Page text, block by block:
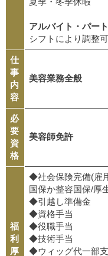
アルバイト・パー
シフトにより調整可
仕
事
内
容
美容業務全般
必
要
資
格
美容師免許
福
利
厚
◆社会保険完備(雇
国保か整容国保/厚
◆引越し準備金
◆資格手当
◆役職手当
◆技術手当
◆ウィッグ代一部